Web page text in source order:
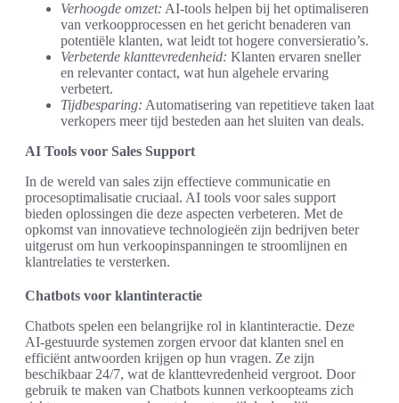
Verhoogde omzet: AI-tools helpen bij het optimaliseren
van verkoopprocessen en het gericht benaderen van
potentiële klanten, wat leidt tot hogere conversieratio’s.
Verbeterde klanttevredenheid: Klanten ervaren sneller
en relevanter contact, wat hun algehele ervaring
verbetert.
Tijdbesparing: Automatisering van repetitieve taken laat
verkopers meer tijd besteden aan het sluiten van deals.
AI Tools voor Sales Support
In de wereld van sales zijn effectieve communicatie en
procesoptimalisatie cruciaal. AI tools voor sales support
bieden oplossingen die deze aspecten verbeteren. Met de
opkomst van innovatieve technologieën zijn bedrijven beter
uitgerust om hun verkoopinspanningen te stroomlijnen en
klantrelaties te versterken.
Chatbots voor klantinteractie
Chatbots spelen een belangrijke rol in klantinteractie. Deze
AI-gestuurde systemen zorgen ervoor dat klanten snel en
efficiënt antwoorden krijgen op hun vragen. Ze zijn
beschikbaar 24/7, wat de klanttevredenheid vergroot. Door
gebruik te maken van Chatbots kunnen verkoopteams zich